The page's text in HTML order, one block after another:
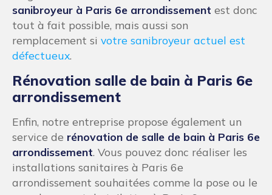
sanibroyeur à Paris 6e arrondissement est donc
tout à fait possible, mais aussi son
remplacement si votre sanibroyeur actuel est
défectueux.
Rénovation salle de bain à Paris 6e
arrondissement
Enfin, notre entreprise propose également un
service de rénovation de salle de bain à Paris 6e
arrondissement. Vous pouvez donc réaliser les
installations sanitaires à Paris 6e
arrondissement souhaitées comme la pose ou le